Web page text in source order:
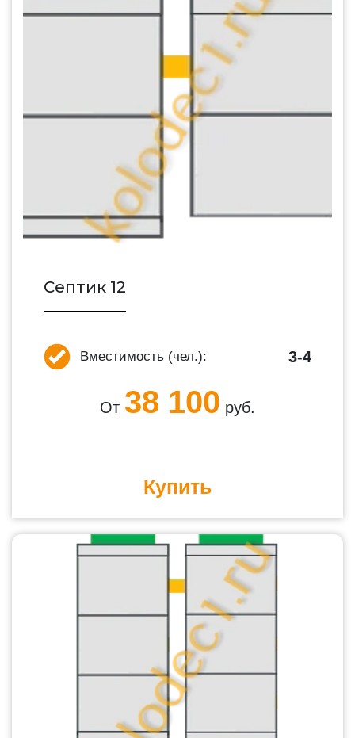
Септик 12
Вместимость (чел.): 3-4
От 38 100 руб.
Купить